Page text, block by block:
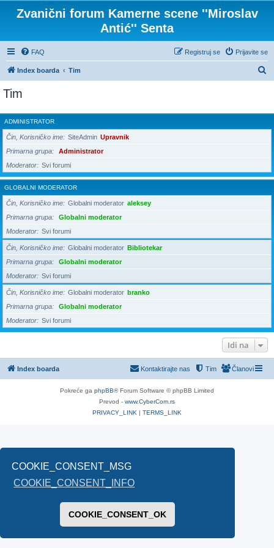
COOKIE_CONSENT_MSG
COOKIE_CONSENT_INFO
COOKIE_CONSENT_OK
Zvanični forum Kamerne scene ''Miroslav
Antić'' Senta
FAQ Prijavite se
Registruj se
Index boarda Tim
t
r
a
Tim
ADMINISTRATOR
Čin, Korisničko ime SiteAdmin Upravnik
Primarna grupa
Administrator
Moderator
Svi forumi
GLOBALNI MODERATOR
Čin, Korisničko ime Globalni moderator aleksey
Primarna grupa
Globalni moderator
Moderator
Svi forumi
Čin, Korisničko ime Globalni moderator Bibliotekar
Primarna grupa
Globalni moderator
Moderator
Svi forumi
Čin, Korisničko ime Globalni moderator branko
Primarna grupa
Globalni moderator
Moderator
Svi forumi
Idi na
Index boarda Članovi
Tim
Kontaktirajte nas
Pokreće ga phpBB® Forum Software © phpBB Limited
Prevod - www.CyberCom.rs
PRIVACY_LINK | TERMS_LINK